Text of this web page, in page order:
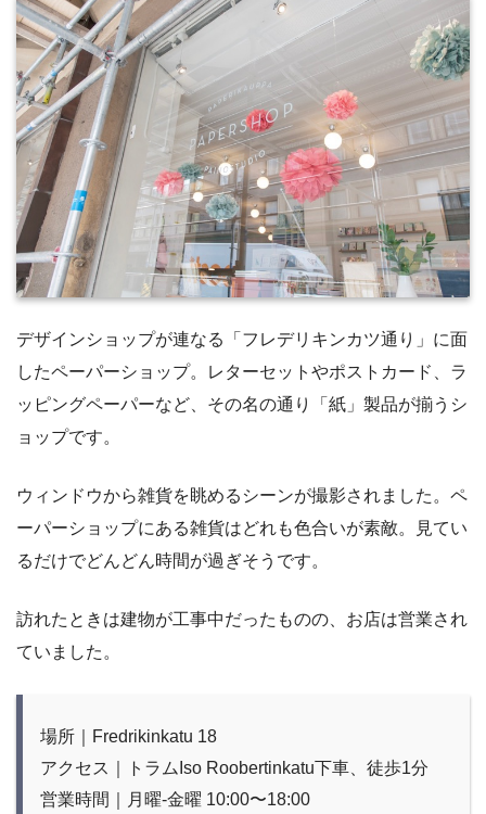
デザインショップが連なる「フレデリキンカツ通り」に面
したペーパーショップ。レターセットやポストカード、ラ
ッピングペーパーなど、その名の通り「紙」製品が揃うシ
ョップです。
ウィンドウから雑貨を眺めるシーンが撮影されました。ペ
ーパーショップにある雑貨はどれも色合いが素敵。見てい
るだけでどんどん時間が過ぎそうです。
訪れたときは建物が工事中だったものの、お店は営業され
ていました。
場所｜Fredrikinkatu 18
アクセス｜トラムIso Roobertinkatu下車、徒歩1分
営業時間｜月曜-金曜 10:00〜18:00